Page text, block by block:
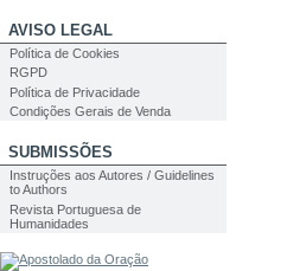
AVISO LEGAL
Política de Cookies
RGPD
Política de Privacidade
Condições Gerais de Venda
SUBMISSÕES
Instruções aos Autores / Guidelines
to Authors
Revista Portuguesa de
Humanidades